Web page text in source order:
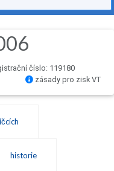
číslo: 119180
zásady pro zisk VT
historie